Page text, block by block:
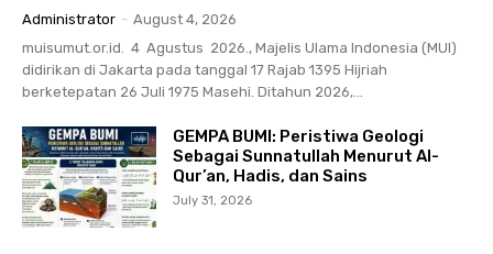
Administrator - August 4, 2026
muisumut.or.id. 4 Agustus 2026., Majelis Ulama Indonesia (MUI)
didirikan di Jakarta pada tanggal 17 Rajab 1395 Hijriah
berketepatan 26 Juli 1975 Masehi. Ditahun 2026,...
GEMPA BUMI: Peristiwa Geologi
Sebagai Sunnatullah Menurut Al-
Qur’an, Hadis, dan Sains
July 31, 2026